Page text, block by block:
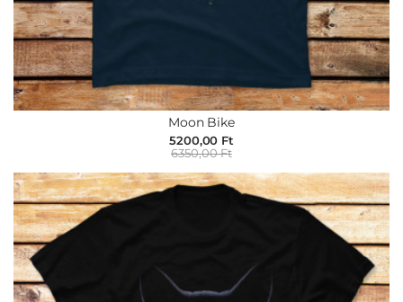
Moon Bike
5200,00 Ft
6350,00 Ft